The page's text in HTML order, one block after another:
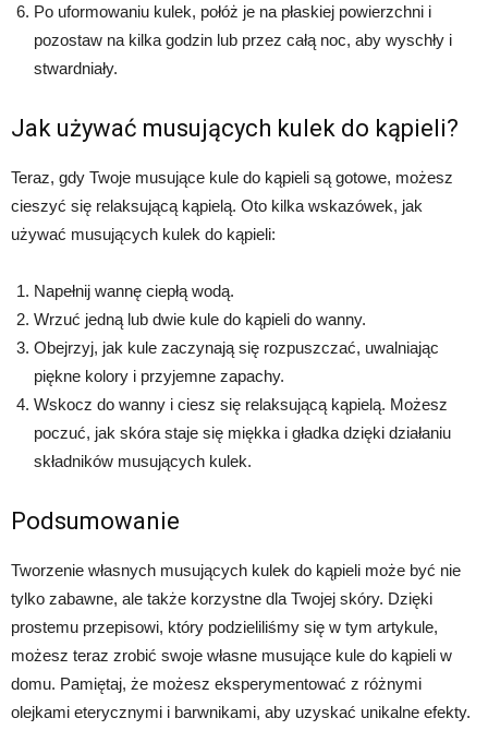
Po uformowaniu kulek, połóż je na płaskiej powierzchni i
pozostaw na kilka godzin lub przez całą noc, aby wyschły i
stwardniały.
Jak używać musujących kulek do kąpieli?
Teraz, gdy Twoje musujące kule do kąpieli są gotowe, możesz
cieszyć się relaksującą kąpielą. Oto kilka wskazówek, jak
używać musujących kulek do kąpieli:
Napełnij wannę ciepłą wodą.
Wrzuć jedną lub dwie kule do kąpieli do wanny.
Obejrzyj, jak kule zaczynają się rozpuszczać, uwalniając
piękne kolory i przyjemne zapachy.
Wskocz do wanny i ciesz się relaksującą kąpielą. Możesz
poczuć, jak skóra staje się miękka i gładka dzięki działaniu
składników musujących kulek.
Podsumowanie
Tworzenie własnych musujących kulek do kąpieli może być nie
tylko zabawne, ale także korzystne dla Twojej skóry. Dzięki
prostemu przepisowi, który podzieliliśmy się w tym artykule,
możesz teraz zrobić swoje własne musujące kule do kąpieli w
domu. Pamiętaj, że możesz eksperymentować z różnymi
olejkami eterycznymi i barwnikami, aby uzyskać unikalne efekty.